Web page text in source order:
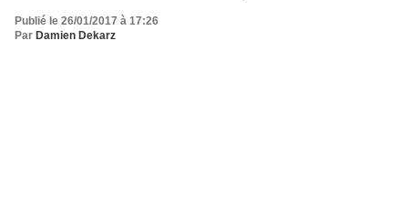
Publié le 26/01/2017 à 17:26
Par Damien Dekarz